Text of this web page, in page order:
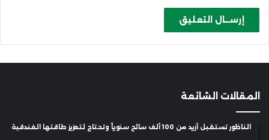
المقالات الشائعة
الناظور تستقبل أزيد من 100 ألف سائح سنوياً وتحتاج لتعزيز طاقتها الفندقية